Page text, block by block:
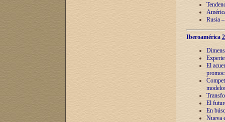
Rusia
Iberoamérica
El
El
En
Nueva